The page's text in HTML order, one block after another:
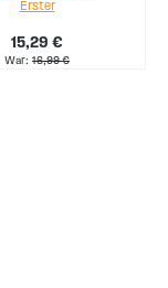
15,29 €
War 16,99 €
Erster